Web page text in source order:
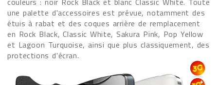
une palette d'accessoires est prévue, notamment des
étuis à rabat et des coques arrière de remplacement
en Rock Black, Classic White, Sakura Pink, Pop Yellow
et Lagoon Turquoise, ainsi que plus classiquement, des
protections d'écran.